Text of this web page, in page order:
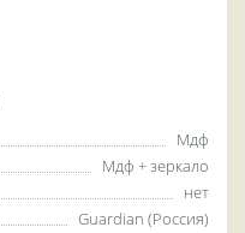
Мдф
Мдф + зеркало
нет
Guardian (Россия)